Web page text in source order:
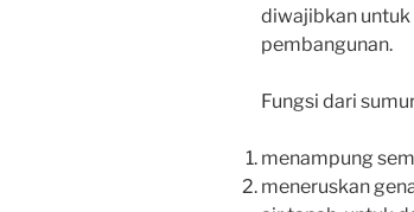
diwajibkan
pembangunan.
Fungsi dari
menampung
meneruskan